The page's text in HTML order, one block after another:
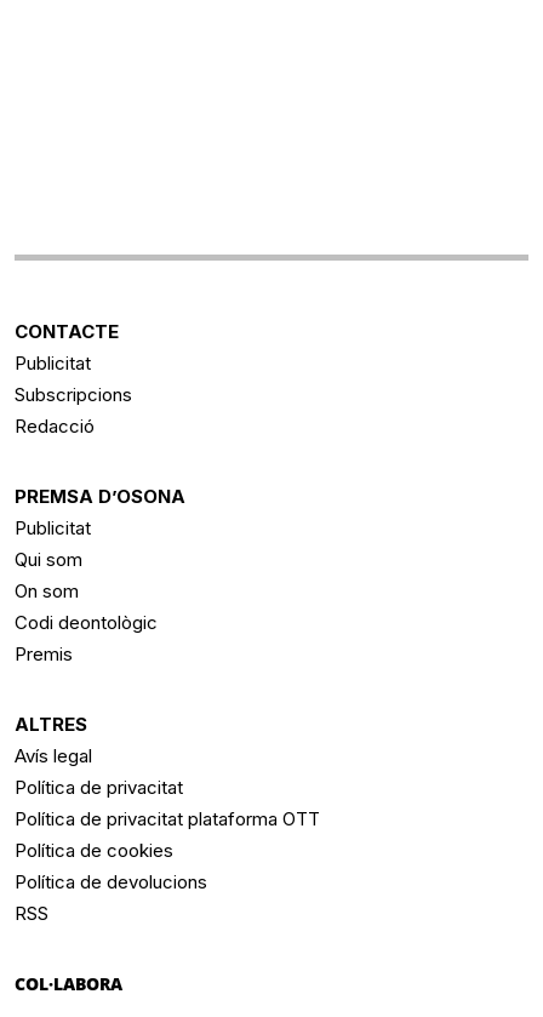
CONTACTE
Publicitat
Subscripcions
Redacció
PREMSA D’OSONA
Publicitat
Qui som
On som
Codi deontològic
Premis
ALTRES
Avís legal
Política de privacitat
Política de privacitat plataforma OTT
Política de cookies
Política de devolucions
RSS
COL·LABORA